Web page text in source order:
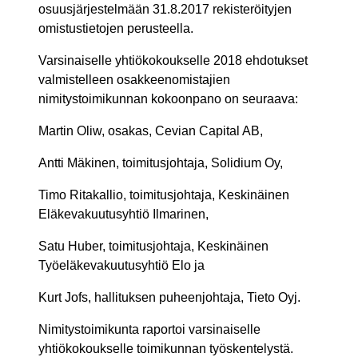
osuusjärjestelmään 31.8.2017 rekisteröityjen
omistustietojen perusteella.
Varsinaiselle yhtiökokoukselle 2018 ehdotukset
valmistelleen osakkeenomistajien
nimitystoimikunnan kokoonpano on seuraava:
Martin Oliw, osakas, Cevian Capital AB,
Antti Mäkinen, toimitusjohtaja, Solidium Oy,
Timo Ritakallio, toimitusjohtaja, Keskinäinen
Eläkevakuutusyhtiö Ilmarinen,
Satu Huber, toimitusjohtaja, Keskinäinen
Työeläkevakuutusyhtiö Elo ja
Kurt Jofs, hallituksen puheenjohtaja, Tieto Oyj.
Nimitystoimikunta raportoi varsinaiselle
yhtiökokoukselle toimikunnan työskentelystä.